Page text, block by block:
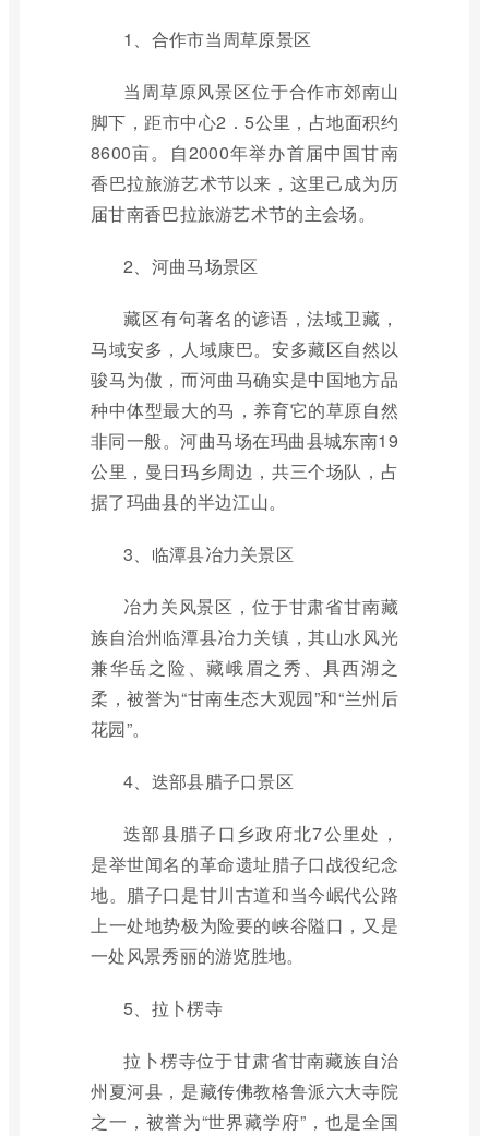
1、合作市当周草原景区
当周草原风景区位于合作市郊南山
脚下，距市中心2．5公里，占地面积约
8600亩。自2000年举办首届中国甘南
香巴拉旅游艺术节以来，这里己成为历
届甘南香巴拉旅游艺术节的主会场。
2、河曲马场景区
藏区有句著名的谚语，法域卫藏，
马域安多，人域康巴。安多藏区自然以
骏马为傲，而河曲马确实是中国地方品
种中体型最大的马，养育它的草原自然
非同一般。河曲马场在玛曲县城东南19
公里，曼日玛乡周边，共三个场队，占
据了玛曲县的半边江山。
3、临潭县冶力关景区
冶力关风景区，位于甘肃省甘南藏
族自治州临潭县冶力关镇，其山水风光
兼华岳之险、藏峨眉之秀、具西湖之
柔，被誉为“甘南生态大观园”和“兰州后
花园”。
4、迭部县腊子口景区
迭部县腊子口乡政府北7公里处，
是举世闻名的革命遗址腊子口战役纪念
地。腊子口是甘川古道和当今岷代公路
上一处地势极为险要的峡谷隘口，又是
一处风景秀丽的游览胜地。
5、拉卜楞寺
拉卜楞寺位于甘肃省甘南藏族自治
州夏河县，是藏传佛教格鲁派六大寺院
之一，被誉为“世界藏学府”，也是全国